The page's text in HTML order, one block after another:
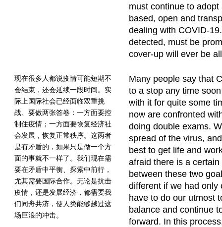
must continue to
based, open and
dealing with COVID-
detected, must be
cover-up will ever be
现在很多人都说疫情可能短期不
会结束，还会延续一段时间。实
际上国际社会已经面临双重挑
战、要做两张答卷：一方面要控
制住疫情；一方面要恢复经济社
会发展，恢复正常秩序。这两者
是有矛盾的，如果只是做一个方
面的事就不一样了。我们现在需
要在矛盾中平衡、探索中前行，
尤其需要国际合作。无论是抗击
疫情，还是发展经济，都需要我
们同舟共济，使人类能够越过这
场巨浪的冲击。
Many people say that
to a stop any time
with it for quite some
now are confronted
doing double exams.
spread of the virus,
best to get life and
afraid there is a
between these two
different if we had only
have to do our utmost
balance and continue
forward. In this